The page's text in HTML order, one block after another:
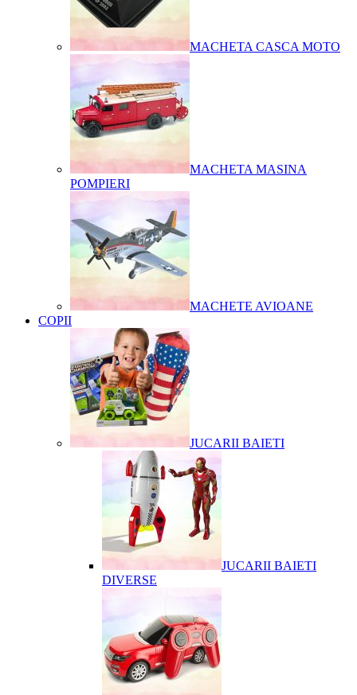
MACHETA CASCA MOTO
MACHETA MASINA
POMPIERI
MACHETE AVIOANE
COPII
JUCARII BAIETI
JUCARII BAIETI
DIVERSE